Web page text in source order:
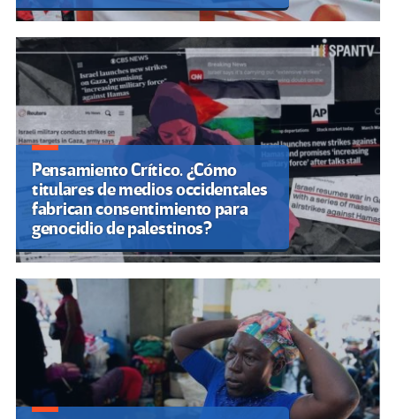
Pensamiento Crítico. ¿Cómo
titulares de medios occidentales
fabrican consentimiento para
genocidio de palestinos?